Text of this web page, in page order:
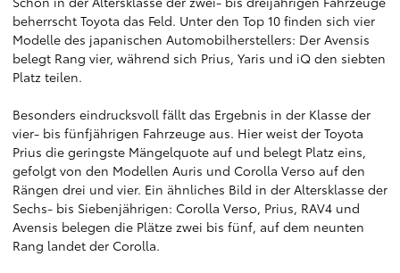
beherrscht Toyota das Feld. Unter den Top 10 finden sich vier
Modelle des japanischen Automobilherstellers: Der Avensis
belegt Rang vier, während sich Prius, Yaris und iQ den siebten
Platz teilen.
Besonders eindrucksvoll fällt das Ergebnis in der Klasse der
vier- bis fünfjährigen Fahrzeuge aus. Hier weist der Toyota
Prius die geringste Mängelquote auf und belegt Platz eins,
gefolgt von den Modellen Auris und Corolla Verso auf den
Rängen drei und vier. Ein ähnliches Bild in der Altersklasse der
Sechs- bis Siebenjährigen: Corolla Verso, Prius, RAV4 und
Avensis belegen die Plätze zwei bis fünf, auf dem neunten
Rang landet der Corolla.